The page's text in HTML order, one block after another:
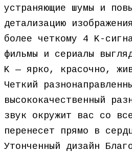
устраняющие шумы и
детализацию
более четкому 4 K-
фильмы и сериалы
K — ярко, красочно,
Четкий
высококачественный
звук окружит вас со
перенесет прямо в
Утонченный дизайн